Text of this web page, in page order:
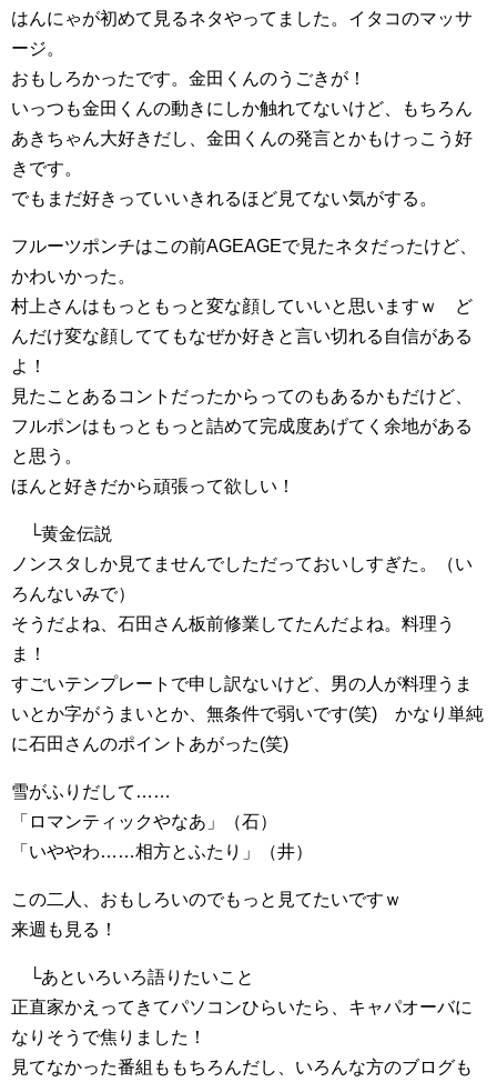
はんにゃが初めて見るネタやってました。イタコのマッサ
ージ。
おもしろかったです。金田くんのうごきが！
いっつも金田くんの動きにしか触れてないけど、もちろん
あきちゃん大好きだし、金田くんの発言とかもけっこう好
きです。
でもまだ好きっていいきれるほど見てない気がする。
フルーツポンチはこの前AGEAGEで見たネタだったけど、
かわいかった。
村上さんはもっともっと変な顔していいと思いますｗ ど
んだけ変な顔しててもなぜか好きと言い切れる自信がある
よ！
見たことあるコントだったからってのもあるかもだけど、
フルポンはもっともっと詰めて完成度あげてく余地がある
と思う。
ほんと好きだから頑張って欲しい！
└黄金伝説
ノンスタしか見てませんでしただっておいしすぎた。（い
ろんないみで）
そうだよね、石田さん板前修業してたんだよね。料理う
ま！
すごいテンプレートで申し訳ないけど、男の人が料理うま
いとか字がうまいとか、無条件で弱いです(笑) かなり単純
に石田さんのポイントあがった(笑)
雪がふりだして……
「ロマンティックやなあ」（石）
「いややわ……相方とふたり」（井）
この二人、おもしろいのでもっと見てたいですｗ
来週も見る！
└あといろいろ語りたいこと
正直家かえってきてパソコンひらいたら、キャパオーバに
なりそうで焦りました！
見てなかった番組ももちろんだし、いろんな方のブログも